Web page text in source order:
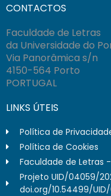
CONTACTOS
Faculdade de Letras
da Universidade do
Via Panorâmica s/n
4150-564 Porto
PORTUGAL
LINKS ÚTEIS
Política de
Política de Cookies
Faculdade de Letras -
Projeto UID/04059/
doi.org/10.54499/